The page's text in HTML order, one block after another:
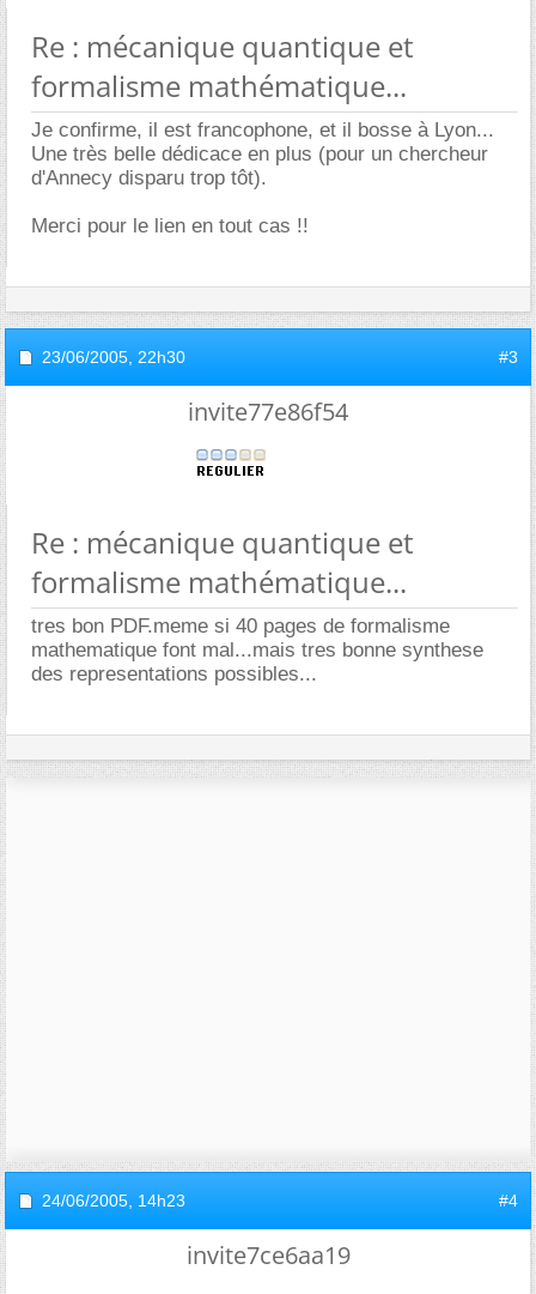
Re : mécanique quantique et
formalisme mathématique...
Je confirme, il est francophone, et il bosse à Lyon...
Une très belle dédicace en plus (pour un chercheur
d'Annecy disparu trop tôt).
Merci pour le lien en tout cas !!
23/06/2005, 22h30 #3
invite77e86f54
Re : mécanique quantique et
formalisme mathématique...
tres bon PDF.meme si 40 pages de formalisme
mathematique font mal...mais tres bonne synthese
des representations possibles...
24/06/2005, 14h23 #4
invite7ce6aa19